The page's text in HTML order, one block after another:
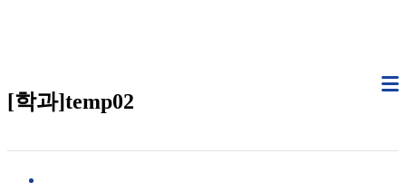
[학과]temp02